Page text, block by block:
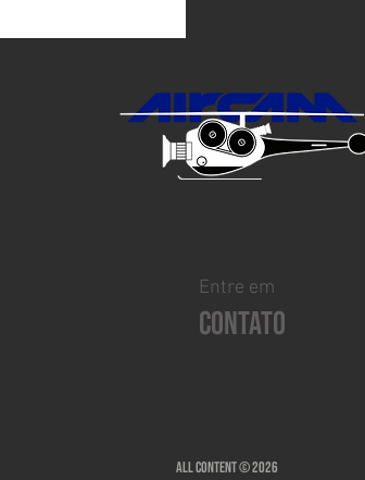
CONTATO
Entre em
All content © 2026